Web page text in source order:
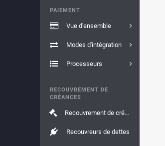
PAIEMENT
Vue d'ensemble
Modes d'intégration
Processeurs
RECOUVREMENT DE
CRÉANCES
Recouvrement de créances
Recouvreurs de dettes